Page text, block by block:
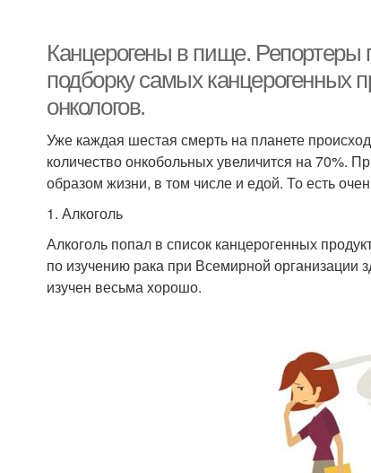
Канцерогены в пище.
подборку самых канцерогенных
онкологов.
Уже каждая шестая смерть на планете
количество онкобольных увеличится на 70%.
образом жизни, в том числе и едой. То есть
1. Алкоголь
Алкоголь попал в список канцерогенных
по изучению рака при Всемирной
изучен весьма хорошо.